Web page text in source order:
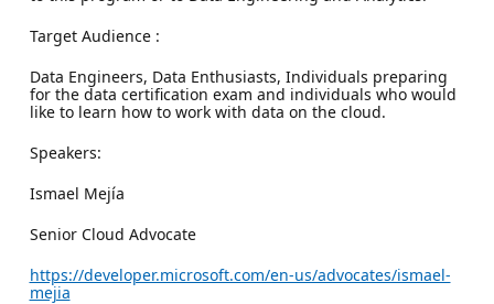
Target Audience :
Data Engineers, Data Enthusiasts, Individuals preparing
for the data certification exam and individuals who would
like to learn how to work with data on the cloud.
Speakers:
Ismael Mejía
Senior Cloud Advocate
https://developer.microsoft.com/en-us/advocates/ismael-
mejia